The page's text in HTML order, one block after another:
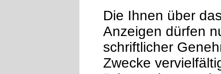
Die Ihnen über
Anzeigen dürfen
schriftlicher
Zwecke